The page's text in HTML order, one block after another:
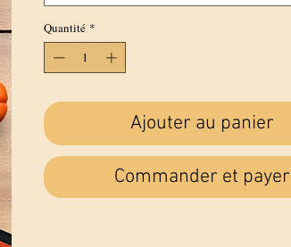
Quantité *
Ajouter au panier
Commander et payer